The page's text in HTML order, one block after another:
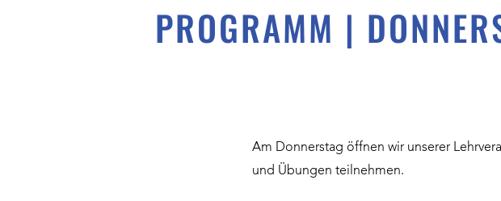
PROGRAMM |
Am Donnerstag öffnen wir unserer
und Übungen teilnehmen.